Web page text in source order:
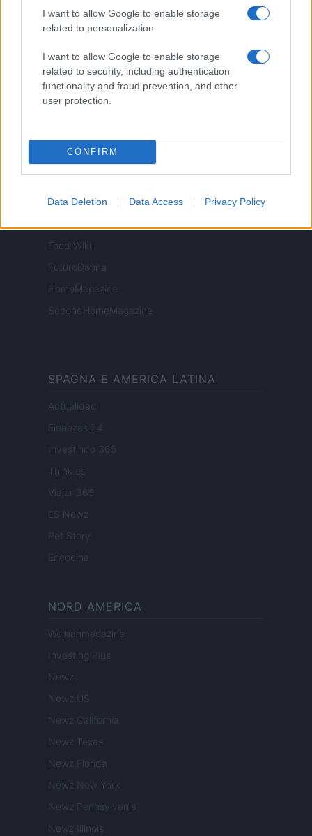
I want to allow Google to enable storage
related to personalization.
I want to allow Google to enable storage
related to security, including authentication
functionality and fraud prevention, and other
user protection.
CONFIRM
Data Deletion Data Access Privacy Policy
Il Calcio Online
Professione mamma
World Music
Investimenti Magazine
Money 365
B2B Magazine
People Magazine
Tutto Gaming
Food Wiki
FuturoDonna
HomeMagazine
SecondHomeMagazine
SPAGNA E AMERICA LATINA
Actualidad
Finanzas 24
Investindo 365
Think.es
Viajar 365
ES Newz
Pet Story
Encocina
NORD AMERICA
Womanmagazine
Investing Plus
Newz
Newz US
Newz California
Newz Texas
Newz Florida
Newz New York
Newz Pennsylvania
Newz Illinois